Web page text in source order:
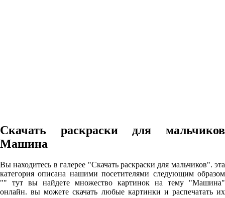
Скачать раскраски для мальчиков
Машина
Вы находитесь в галерее "Скачать раскраски для мальчиков". эта
категория описана нашими посетителями следующим образом
"" тут вы найдете множество картинок на тему "Машина"
онлайн. вы можете скачать любые картинки и распечатать их